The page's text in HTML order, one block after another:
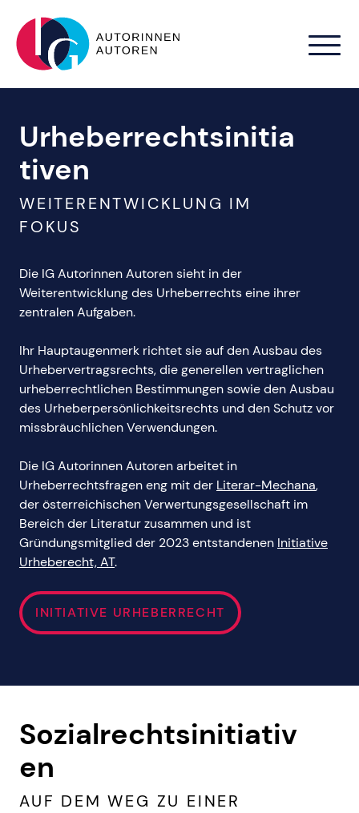
Urheberrechtsinitia
tiven
WEITERENTWICKLUNG IM
FOKUS
Die IG Autorinnen Autoren sieht in der
Weiterentwicklung des Urheberrechts eine ihrer
zentralen Aufgaben.
Ihr Hauptaugenmerk richtet sie auf den Ausbau des
Urhebervertragsrechts, die generellen vertraglichen
urheberrechtlichen Bestimmungen sowie den Ausbau
des Urheberpersönlichkeitsrechts und den Schutz vor
missbräuchlichen Verwendungen.
Die IG Autorinnen Autoren arbeitet in
Urheberrechtsfragen eng mit der Literar-Mechana,
der österreichischen Verwertungsgesellschaft im
Bereich der Literatur zusammen und ist
Gründungsmitglied der 2023 entstandenen Initiative
Urheberecht, AT.
INITIATIVE URHEBERRECHT
Sozialrechtsinitiativ
en
AUF DEM WEG ZU EINER